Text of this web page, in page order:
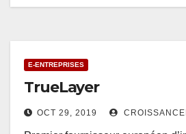
E-ENTREPRISES
TrueLayer
OCT 29, 2019